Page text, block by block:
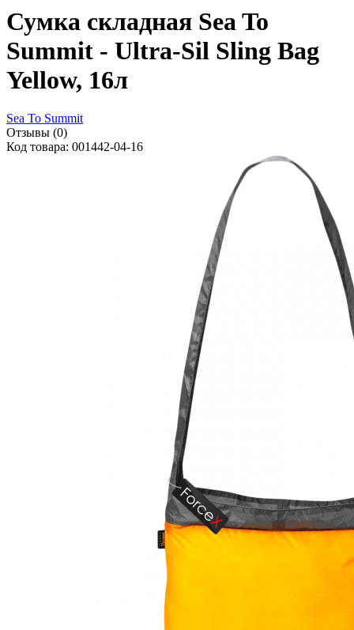
Сумка складная Sea To
Summit - Ultra-Sil Sling Bag
Yellow, 16л
Sea To Summit
Отзывы (0)
Код товара: 001442-04-16